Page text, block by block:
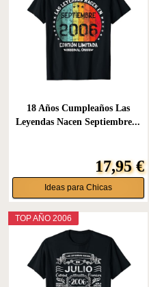
18 Años Cumpleaños Las
Leyendas Nacen Septiembre...
17,95 €
Ideas para Chicas
TOP AÑO 2006